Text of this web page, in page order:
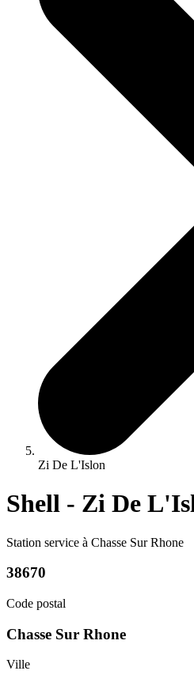
Zi De L'Islon
Shell - Zi De
Station service à Chasse Sur Rhone
38670
Code postal
Chasse Sur Rhone
Ville